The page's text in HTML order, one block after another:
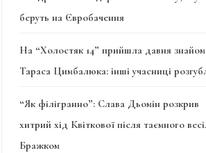
беруть на Євробачення
На “Холостяк 14” прийшла давня
Тараса Цимбалюка: інші учасниці
“Як філігранно”: Слава Дьомін розкрив
хитрий хід Квіткової після таємного
Бражком